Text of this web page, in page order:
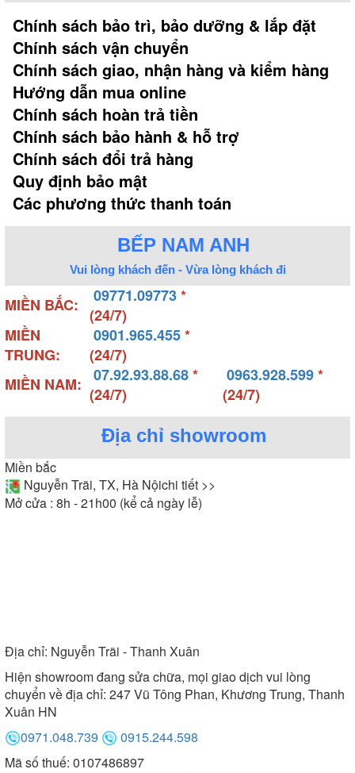
Chính sách bảo trì, bảo dưỡng & lắp đặt
Chính sách vận chuyển
Chính sách giao, nhận hàng và kiểm hàng
Hướng dẫn mua online
Chính sách hoàn trả tiền
Chính sách bảo hành & hỗ trợ
Chính sách đổi trả hàng
Quy định bảo mật
Các phương thức thanh toán
BẾP NAM ANH
Vui lòng khách đến - Vừa lòng khách đi
MIỀN BẮC: 09771.09773*
(24/7)
MIỀN
TRUNG:
0901.965.455*
(24/7)
MIỀN NAM:
07.92.93.88.68*
(24/7)
0963.928.599*
(24/7)
Địa chỉ showroom
Miền bắc
Nguyễn Trãi, TX, Hà Nộichi tiết >>
Mở cửa : 8h - 21h00 (kể cả ngày lễ)
Địa chỉ: Nguyễn Trãi - Thanh Xuân
Hiện showroom đang sửa chữa, mọi giao dịch vui lòng
chuyển về địa chỉ: 247 Vũ Tông Phan, Khương Trung, Thanh
Xuân HN
0971.048.739
0915.244.598
Mã số thuế: 0107486897